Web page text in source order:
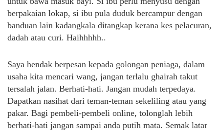
berpakaian lokap, si ibu pula duduk bercampur dengan
banduan lain kadangkala ditangkap kerana kes pelacuran,
dadah atau curi. Haihhhhh..
Saya hendak berpesan kepada golongan peniaga, dalam
usaha kita mencari wang, jangan terlalu ghairah takut
tersalah jalan. Berhati-hati. Jangan mudah terpedaya.
Dapatkan nasihat dari teman-teman sekeliling atau yang
pakar. Bagi pembeli-pembeli online, tolonglah lebih
berhati-hati jangan sampai anda putih mata. Semak latar